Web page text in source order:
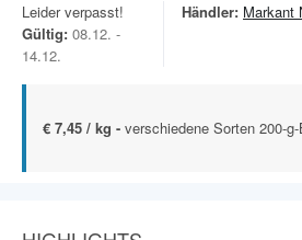
Leider verpasst!
Gültig: 08.12. -
14.12.
Händler: Markant
€ 7,45 / kg - verschiedene Sorten 200-